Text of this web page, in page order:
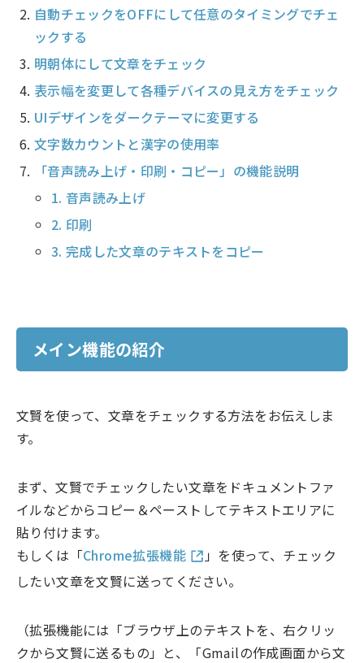
自動チェックをOFFにして任意のタイミングでチェ
ックする
明朝体にして文章をチェック
表示幅を変更して各種デバイスの見え方をチェック
UIデザインをダークテーマに変更する
文字数カウントと漢字の使用率
「音声読み上げ・印刷・コピー」の機能説明
1. 音声読み上げ
2. 印刷
3. 完成した文章のテキストをコピー
メイン機能の紹介
文賢を使って、文章をチェックする方法をお伝えしま
す。
まず、文賢でチェックしたい文章をドキュメントファ
イルなどからコピー＆ペーストしてテキストエリアに
貼り付けます。
もしくは「Chrome拡張機能
」を使って、チェック
したい文章を文賢に送ってください。
（拡張機能には「ブラウザ上のテキストを、右クリッ
クから文賢に送るもの」と、「Gmailの作成画面から文